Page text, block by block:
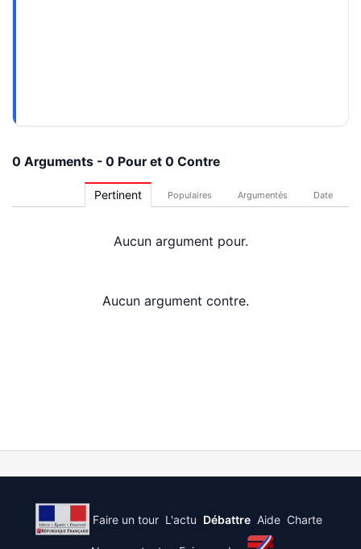
0 Arguments - 0 Pour et 0 Contre
Pertinent Populaires Argumentés Date
Aucun argument pour.
Aucun argument contre.
Faire un tour L'actu Débattre Aide Charte